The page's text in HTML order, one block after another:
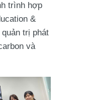
trình hợp
&
trị phát
và